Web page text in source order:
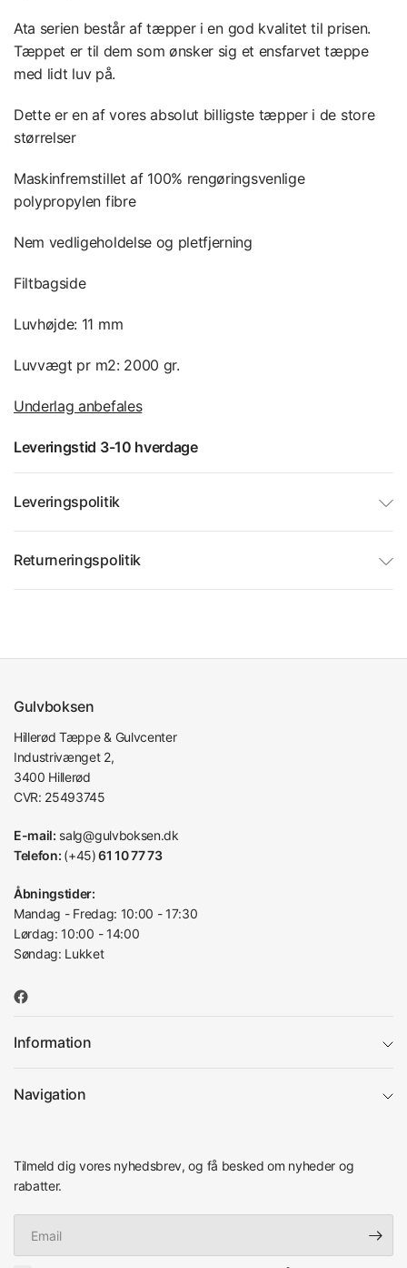
Ata serien består af tæpper i en god kvalitet til prisen.
Tæppet er til dem som ønsker sig et ensfarvet tæppe
med lidt luv på.
Dette er en af vores absolut billigste tæpper i de store
størrelser
Maskinfremstillet af 100% rengøringsvenlige
polypropylen fibre
Nem vedligeholdelse og pletfjerning
Filtbagside
Luvhøjde: 11 mm
Luvvægt pr m2: 2000 gr.
Underlag anbefales
Leveringstid 3-10 hverdage
Leveringspolitik
Returneringspolitik
Gulvboksen
Hillerød Tæppe & Gulvcenter
Industrivænget 2,
3400 Hillerød
CVR: 25493745
E-mail: salg@gulvboksen.dk
Telefon: (+45)61 10 77 73
Åbningstider:
Mandag - Fredag: 10:00 - 17:30
Lørdag: 10:00 - 14:00
Søndag: Lukket
Information
Navigation
Tilmeld dig vores nyhedsbrev, og få besked om nyheder og
rabatter.